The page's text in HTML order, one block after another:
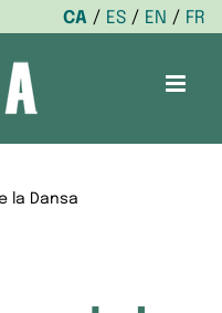
CA ES EN
FR
la Dansa